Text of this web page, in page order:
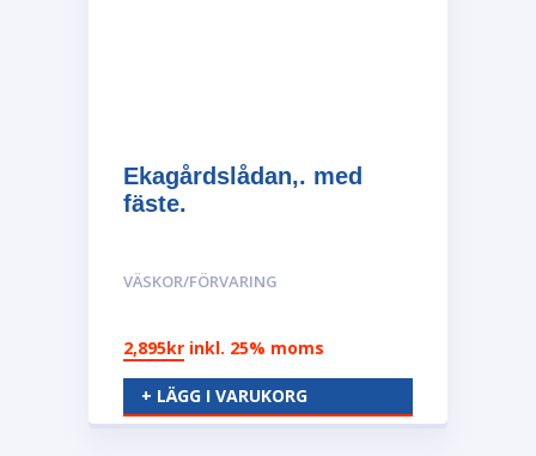
Ekagårdslådan,. med
fäste.
VÄSKOR/FÖRVARING
2,895kr inkl. 25% moms
+ LÄGG I VARUKORG